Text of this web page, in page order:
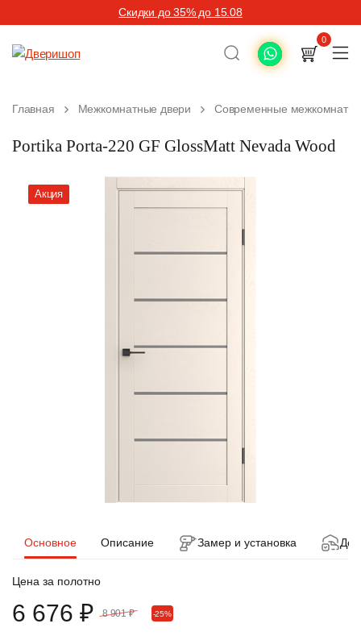
Скидки до 35% до 15.08
0
Главная Межкомнатные двери Современные
Portika Porta-220 GF GlossMatt Nevada Wood
Акция
Основное Описание Замер и установка
Цена за полотно
6 676 ₽ 8 901 ₽ -25%